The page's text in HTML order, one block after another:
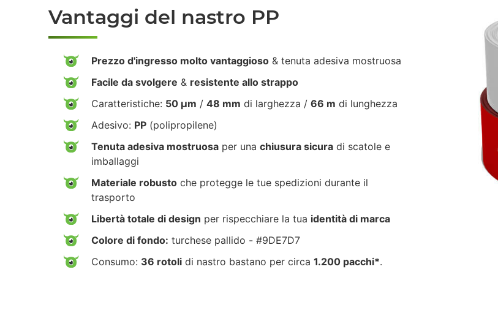
Vantaggi del nastro PP
Prezzo d'ingresso molto vantaggioso & tenuta adesiva mostruosa
Facile da svolgere & resistente allo strappo
Caratteristiche: 50 µm / 48 mm di larghezza / 66 m di lunghezza
Adesivo: PP (polipropilene)
Tenuta adesiva mostruosa per una chiusura sicura di scatole e
imballaggi
Materiale robusto che protegge le tue spedizioni durante il
trasporto
Libertà totale di design per rispecchiare la tua identità di marca
Colore di fondo: turchese pallido - #9DE7D7
Consumo: 36 rotoli di nastro bastano per circa 1.200 pacchi*.